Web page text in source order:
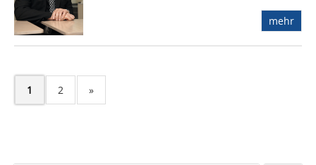
mehr
1 2 »